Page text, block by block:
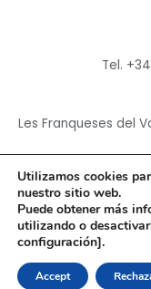
Tel.
Les Franqueses del
Utilizamos cookies
nuestro sitio web.
Puede obtener más
utilizando o
configuración].
Accept